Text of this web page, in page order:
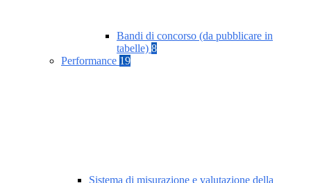
Bandi di concorso (da pubblicare in
tabelle) 8
Performance 19
Sistema di misurazione e valutazione della